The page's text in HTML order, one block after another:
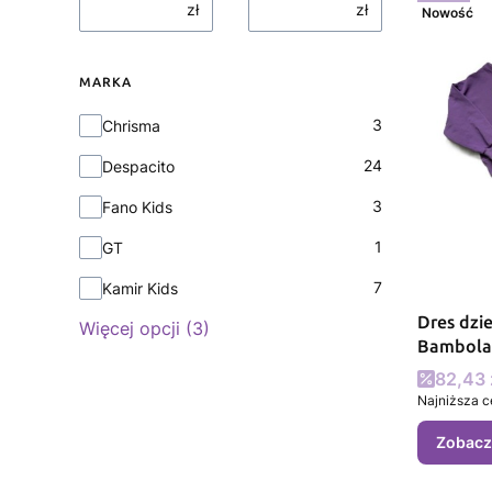
zł
zł
MARKA
Marka
Chrisma 3
Despacito 24
Fano Kids 3
GT 1
Kamir Kids 7
Więcej opcji (3)
Nowość
Dres dziewczęcy
Bambola
Cena
82,43
Najniższa